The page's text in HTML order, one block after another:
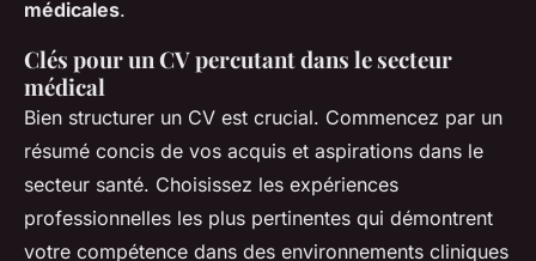
médicales.
Clés pour un CV percutant dans le secteur
médical
Bien structurer un CV est crucial. Commencez par un
résumé concis de vos acquis et aspirations dans le
secteur santé. Choisissez les expériences
professionnelles les plus pertinentes qui démontrent
votre compétence dans des environnements cliniques